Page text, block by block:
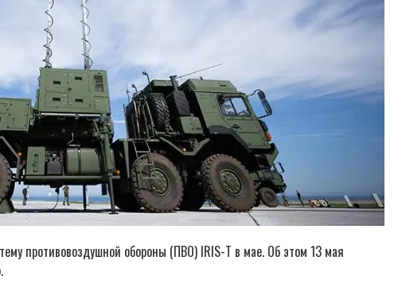
противовоздушной обороны (ПВО) IRIS-T в мае. Об этом 13 мая